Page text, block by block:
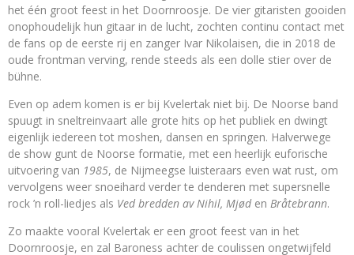
het één groot feest in het Doornroosje. De vier gitaristen gooiden
onophoudelijk hun gitaar in de lucht, zochten continu contact met
de fans op de eerste rij en zanger Ivar Nikolaisen, die in 2018 de
oude frontman verving, rende steeds als een dolle stier over de
bühne.
Even op adem komen is er bij Kvelertak niet bij. De Noorse band
spuugt in sneltreinvaart alle grote hits op het publiek en dwingt
eigenlijk iedereen tot moshen, dansen en springen. Halverwege
de show gunt de Noorse formatie, met een heerlijk euforische
uitvoering van 1985, de Nijmeegse luisteraars even wat rust, om
vervolgens weer snoeihard verder te denderen met supersnelle
rock ’n roll-liedjes als Ved bredden av Nihil, Mjøden Bråtebrann.
Zo maakte vooral Kvelertak er een groot feest van in het
Doornroosje, en zal Baroness achter de coulissen ongetwijfeld